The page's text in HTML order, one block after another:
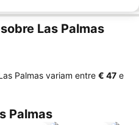
Las Palmas
Palmas variam entre ‎€ 47 e
Palmas